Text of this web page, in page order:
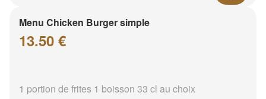
Menu Chicken Burger simple
13.50 €
1 portion de frites 1 boisson 33 cl au choix